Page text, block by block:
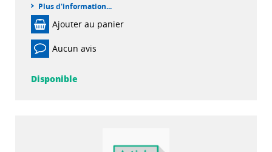
Plus d'information...
Ajouter au panier
Aucun avis
Disponible